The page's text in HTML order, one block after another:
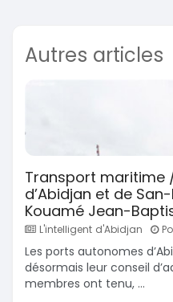
Autres articles
Transport maritime
d’Abidjan et de
Kouamé Jean-
L'intelligent d'Abidjan
Les ports autonomes
désormais leur conseil
membres ont tenu, ...